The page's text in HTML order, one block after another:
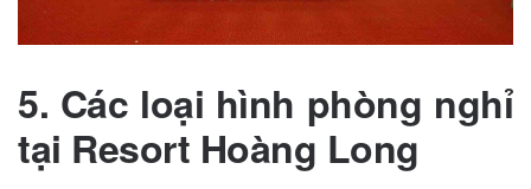
5. Các loại hình phòng nghỉ
tại Resort Hoàng Long